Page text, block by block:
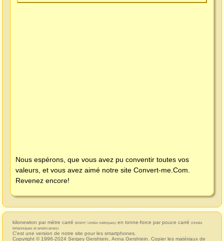
Nous espérons, que vous avez pu conventir toutes vos
valeurs, et vous avez aimé notre site Convert-me.Com
Revenez encore!
kilonewton par mètre carré (kN/m², Unités métriques) en tonne-force par pouce carré (Unités
britanniques et américaines)
C'est une version de notre site pour les smartphones.
Copyright © 1996-2024 Sergey Gershtein Anna Gershtein . Copier les matériaux de